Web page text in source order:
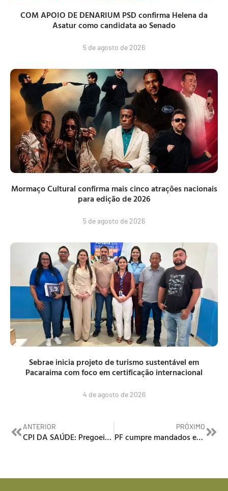
COM APOIO DE DENARIUM PSD confirma Helena da
Asatur como candidata ao Senado
5 de agosto de 2026
Mormaço Cultural confirma mais cinco atrações nacionais
para edição de 2026
5 de agosto de 2026
Sebrae inicia projeto de turismo sustentável em
Pacaraima com foco em certificação internacional
4 de agosto de 2026
ANTERIOR
CPI DA SAÚDE: Pregoeiro será investigado após depoimento contraditório
PRÓXIMO
PF cumpre mandados em operação para combater fraudes no auxílio emergencial